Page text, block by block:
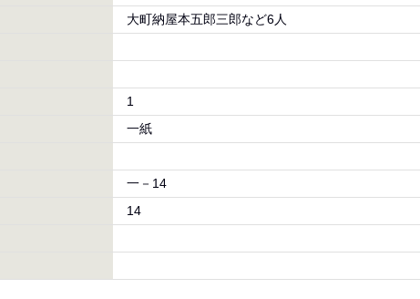
大町納屋本五郎三郎など6人
1
一紙
一－14
14